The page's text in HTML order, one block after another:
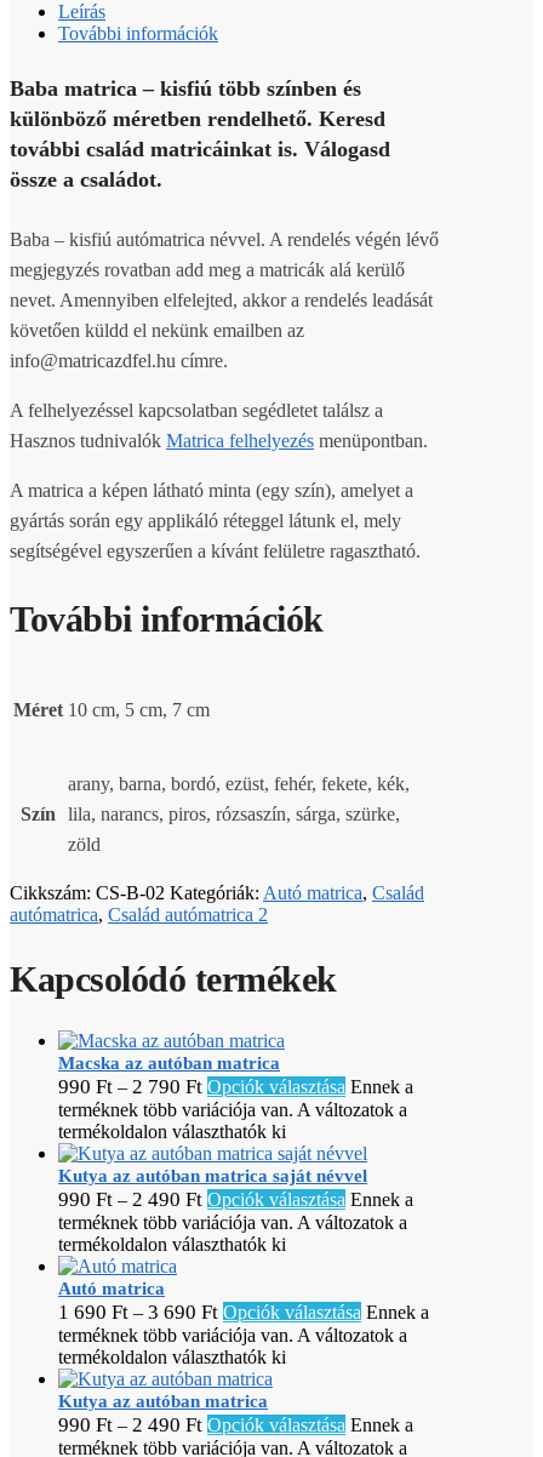
Leírás
További információk
Baba matrica – kisfiú több színben és
különböző méretben rendelhető. Keresd
további család matricáinkat is. Válogasd
össze a családot.
Baba – kisfiú autómatrica névvel. A rendelés végén lévő
megjegyzés rovatban add meg a matricák alá kerülő
nevet. Amennyiben elfelejted, akkor a rendelés leadását
követően küldd el nekünk emailben az
info@matricazdfel.hu címre.
A felhelyezéssel kapcsolatban segédletet találsz a
Hasznos tudnivalók Matrica felhelyezés menüpontban.
A matrica a képen látható minta (egy szín), amelyet a
gyártás során egy applikáló réteggel látunk el, mely
segítségével egyszerűen a kívánt felületre ragasztható.
További információk
Méret 10 cm, 5 cm, 7 cm
Szín
arany, barna, bordó, ezüst, fehér, fekete, kék,
lila, narancs, piros, rózsaszín, sárga, szürke,
zöld
Cikkszám: CS-B-02 Kategóriák: Autó matrica, Család
autómatrica, Család autómatrica 2
Kapcsolódó termékek
Macska az autóban matrica
990 Ft – 2 790 Ft Opciók választása Ennek a
terméknek több variációja van. A változatok a
termékoldalon választhatók ki
Kutya az autóban matrica saját névvel
990 Ft – 2 490 Ft Opciók választása Ennek a
terméknek több variációja van. A változatok a
termékoldalon választhatók ki
Autó matrica
1 690 Ft – 3 690 Ft Opciók választása Ennek a
terméknek több variációja van. A változatok a
termékoldalon választhatók ki
Kutya az autóban matrica
990 Ft – 2 490 Ft Opciók választása Ennek a
terméknek több variációja van. A változatok a